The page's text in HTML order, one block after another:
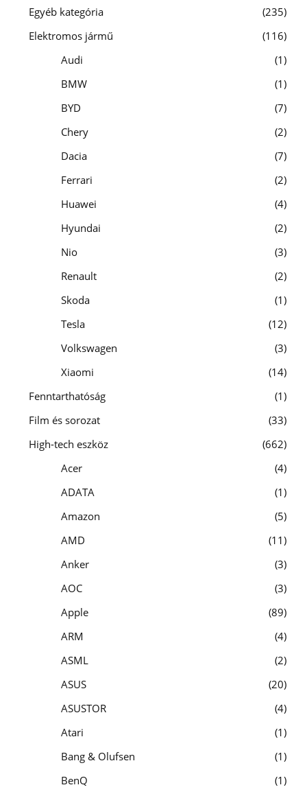
Egyéb kategória
235
Elektromos jármű
116
Audi
1
BMW
1
BYD
7
Chery
2
Dacia
7
Ferrari
2
Huawei
4
Hyundai
2
Nio
3
Renault
2
Skoda
1
Tesla
12
Volkswagen
3
Xiaomi
14
Fenntarthatóság
1
Film és sorozat
33
High-tech eszköz
662
Acer
4
ADATA
1
Amazon
5
AMD
11
Anker
3
AOC
3
Apple
89
ARM
4
ASML
2
ASUS
20
ASUSTOR
4
Atari
1
Bang & Olufsen
1
BenQ
1